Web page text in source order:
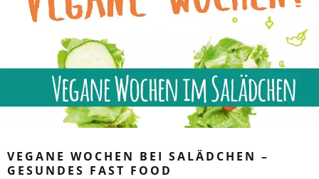
VEGANE WOCHEN BEI SALÄDCHEN –
GESUNDES FAST FOOD